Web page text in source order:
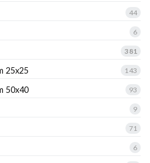
44
6
381
25x25 143
50x40 93
9
71
6